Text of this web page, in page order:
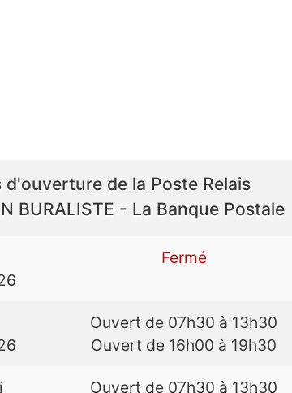
d'ouverture de la Poste Relais
BURALISTE - La Banque Postale
Fermé
Ouvert de 07h30 à 13h30
Ouvert de 16h00 à 19h30
Ouvert de 07h30 à 13h30